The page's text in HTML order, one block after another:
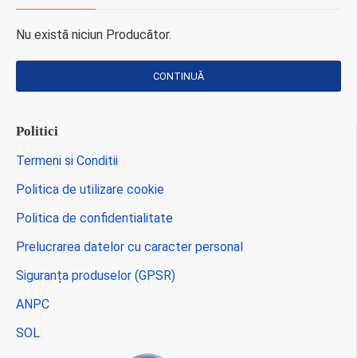
Nu există niciun Producător.
CONTINUĂ
Politici
Termeni si Conditii
Politica de utilizare cookie
Politica de confidentialitate
Prelucrarea datelor cu caracter personal
Siguranța produselor (GPSR)
ANPC
SOL